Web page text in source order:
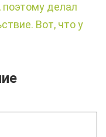
делал
Вот, что у